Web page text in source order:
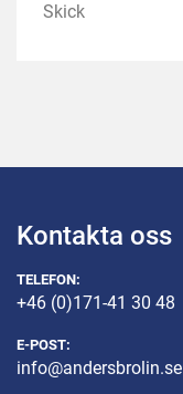
Skick
Kontakta oss
TELEFON:
+46 (0)171-41 30 48
E-POST:
info@andersbrolin.se